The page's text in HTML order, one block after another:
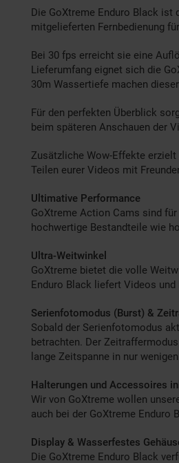
Die GoXtreme Enduro Black ist
mitgelieferten Fernbedienung
Bei 30 fps erreicht sie eine
Lieferumfang eignet sich die
30m Wassertiefe machen
Für den perfekten Überblick
beim späteren Anschauen der
Zusätzliche Wow-Effekte
Teilen eurer Videos mit
Ultimative Performance
GoXtreme Action Cams sind
hochwertige Bestandteile wie
Ultra-Weitwinkel
GoXtreme bietet die volle
Enduro Black liefert Videos
Serienfotomodus (Burst) &
Sobald der Serienfotomodus
betrachten. Der
lange Zeitspanne in nur
Halterungen und Accessoires
Wir von GoXtreme wollen
auch bei der GoXtreme Enduro
Display & Wasserfestes
Die GoXtreme Enduro Black